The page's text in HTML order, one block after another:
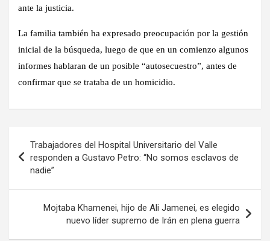
ante la justicia.
La familia también ha expresado preocupación por la gestión
inicial de la búsqueda, luego de que en un comienzo algunos
informes hablaran de un posible “autosecuestro”, antes de
confirmar que se trataba de un homicidio.
de
entradas
Trabajadores del Hospital Universitario del Valle
responden a Gustavo Petro: “No somos esclavos de
nadie”
Mojtaba Khamenei, hijo de Ali Jamenei, es elegido
nuevo líder supremo de Irán en plena guerra